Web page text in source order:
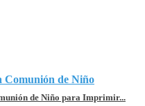
Comunión de Niño
de Niño para Imprimir...